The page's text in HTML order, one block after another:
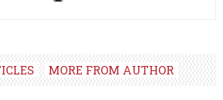
MORE FROM AUTHOR